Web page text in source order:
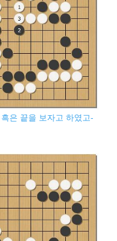
은 끝을 보자고 하였고-